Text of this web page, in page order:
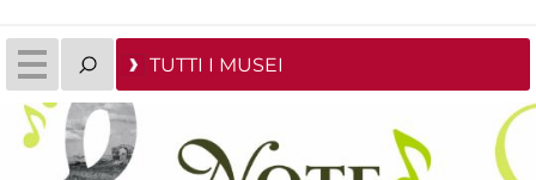
TUTTI I MUSEI